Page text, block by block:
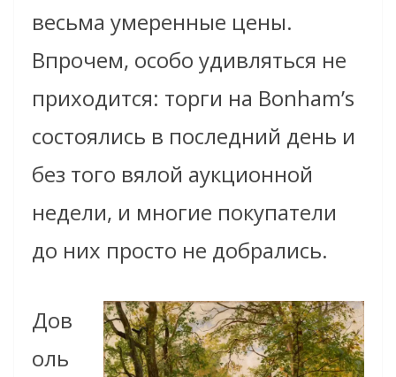
весьма умеренные цены.
Впрочем, особо удивляться не
приходится: торги на Bonham’s
состоялись в последний день и
без того вялой аукционной
недели, и многие покупатели
до них просто не добрались.
Дов
оль